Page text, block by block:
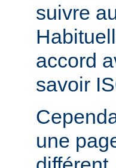
suivre
accord
savoir
une